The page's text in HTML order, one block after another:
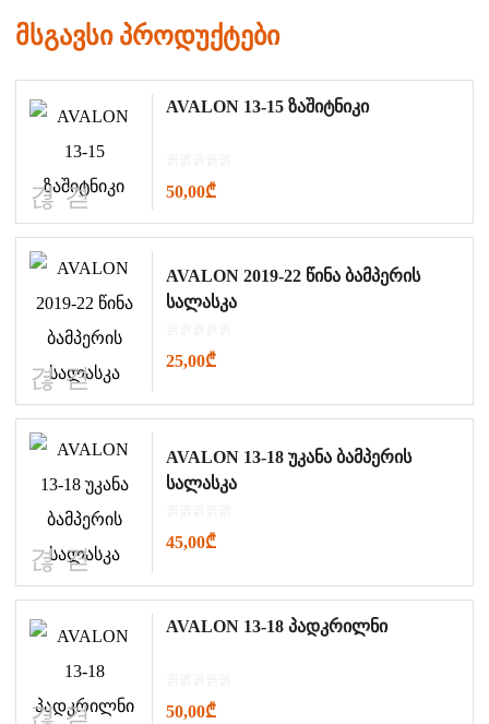
მსგავსი პროდუქტები
AVALON 13-15 ზაშიტნიკი
50,00₾
AVALON 2019-22 წინა ბამპერის
სალასკა
25,00₾
AVALON 13-18 უკანა ბამპერის
სალასკა
45,00₾
AVALON 13-18 პადკრილნი
50,00₾